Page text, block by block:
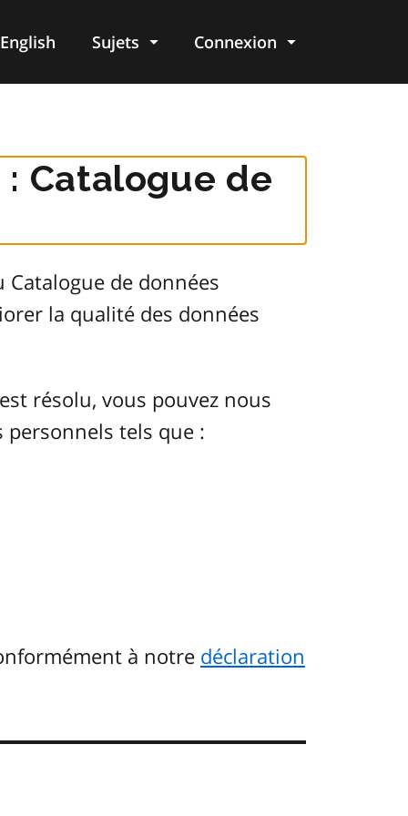
English Sujets Connexion
Catalogue de
de données
la qualité des données
résolu, vous pouvez nous
tels que :
à notre déclaration